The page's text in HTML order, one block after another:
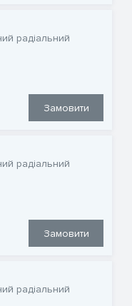
радіальний
Замовити
радіальний
Замовити
радіальний